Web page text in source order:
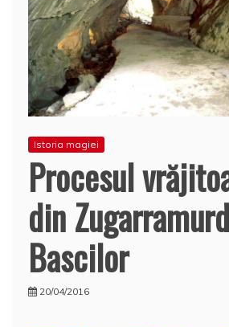
Istoria magiei
Procesul
din
Bascilor
20/04/2016